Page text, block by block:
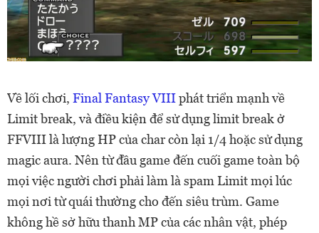
Về lối chơi, Final Fantasy VIIIphát triển mạnh về
Limit break, và điều kiện để sử dụng limit break ở
FFVIII là lượng HP của char còn lại 1/4 hoặc sử dụng
magic aura. Nên từ đầu game đến cuối game toàn bộ
mọi việc người chơi phải làm là spam Limit mọi lúc
mọi nơi từ quái thường cho đến siêu trùm. Game
không hề sở hữu thanh MP của các nhân vật, phép